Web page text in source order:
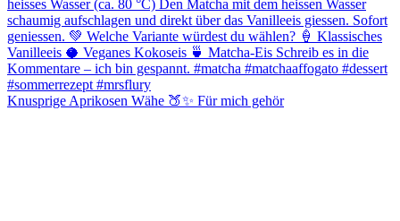
Knusprige Aprikosen Wähe 🍑✨ Für mich gehör